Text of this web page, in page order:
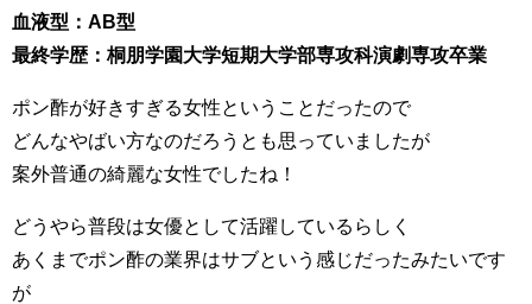
血液型：AB型
最終学歴：桐朋学園大学短期大学部専攻科演劇専攻卒業
ポン酢が好きすぎる女性ということだったので
どんなやばい方なのだろうとも思っていましたが
案外普通の綺麗な女性でしたね！
どうやら普段は女優として活躍しているらしく
あくまでポン酢の業界はサブという感じだったみたいです
が